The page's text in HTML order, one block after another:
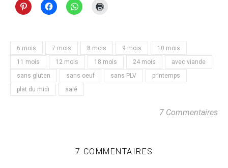
6 mois 7 mois 8 mois 9 mois
10 mois
11 mois
12 mois 18 mois 24 mois
avec viande
sans gluten
sans oeuf sans PLV
printemps
plat du midi
salé
7 Commentaires
7 COMMENTAIRES